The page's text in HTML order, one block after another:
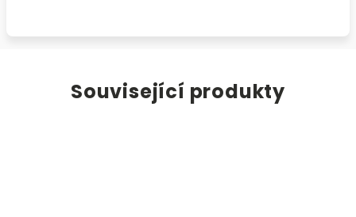
Související produkty